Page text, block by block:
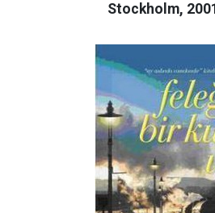
Stockholm,